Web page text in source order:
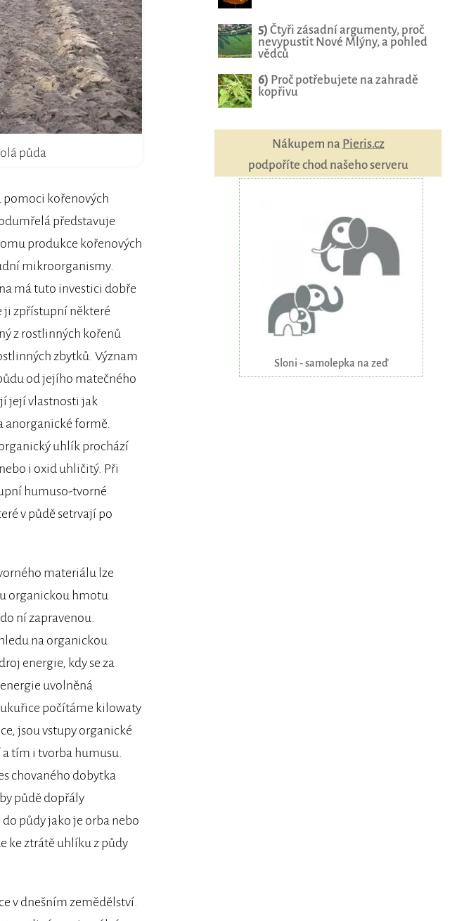
půda
pomoci kořenových
představuje
produkce kořenových
mikroorganismy.
má tuto investici dobře
ji zpřístupní některé
z rostlinných kořenů
zbytků. Význam
od jejího matečného
její vlastnosti jak
anorganické formě.
uhlík prochází
i oxid uhličitý. Při
humuso-tvorné
v půdě setrvají po
materiálu lze
organickou hmotu
ní zapravenou.
na organickou
energie, kdy se za
uvolněná
počítáme kilowaty
jsou vstupy organické
tím i tvorba humusu.
chovaného dobytka
půdě dopřály
půdy jako je orba nebo
ke ztrátě uhlíku z půdy
v dnešním zemědělství.
5) Čtyři zásadní argumenty, proč
nevypustit Nové Mlýny, a pohled
vědců
6) Proč potřebujete na zahradě
kopřivu
Nákupem na Pieris.cz
podpoříte chod našeho serveru
Sloni - samolepka na zeď